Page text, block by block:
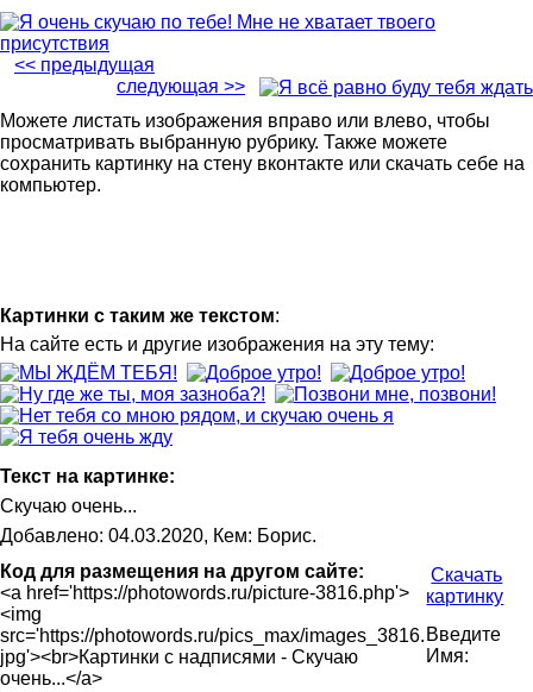
<< предыдущая
следующая >>
Можете листать изображения вправо или влево, чтобы
просматривать выбранную рубрику. Также можете
сохранить картинку на стену вконтакте или скачать себе на
компьютер.
Картинки с таким же текстом:
На сайте есть и другие изображения на эту тему:
Текст на картинке:
Скучаю очень...
Добавлено: 04.03.2020, Кем: Борис.
Код для размещения на другом сайте:
<a href='https://photowords.ru/picture-3816.php'>
<img
src='https://photowords.ru/pics_max/images_3816.
jpg'><br>Картинки с надписями - Скучаю
очень...</a>
Скачать
картинку
Введите
Имя: